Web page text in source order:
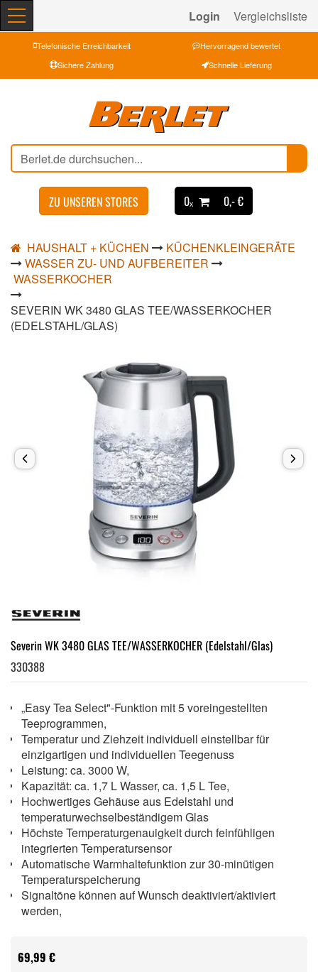
Login Vergleichsliste
Telefonische Erreichbarkeit
Hervorragend bewertet
Sichere Zahlung
Schnelle Lieferung
ZU UNSEREN STORES 0ₓ 0,- €
HAUSHALT + KÜCHEN
KÜCHENKLEINGERÄTE
WASSER ZU- UND AUFBEREITER
WASSERKOCHER
SEVERIN WK 3480 GLAS TEE/WASSERKOCHER
(EDELSTAHL/GLAS)
Severin WK 3480 GLAS TEE/WASSERKOCHER (Edelstahl/Glas)
330388
„Easy Tea Select"-Funktion mit 5 voreingestellten
Teeprogrammen,
Temperatur und Ziehzeit individuell einstellbar für
einzigartigen und individuellen Teegenuss
Leistung: ca. 3000 W,
Kapazität: ca. 1,7 L Wasser, ca. 1,5 L Tee,
Hochwertiges Gehäuse aus Edelstahl und
temperaturwechselbeständigem Glas
Höchste Temperaturgenauigkeit durch feinfühligen
integrierten Temperatursensor
Automatische Warmhaltefunktion zur 30-minütigen
Temperaturspeicherung
Signaltöne können auf Wunsch deaktiviert/aktiviert
werden,
69,99 €